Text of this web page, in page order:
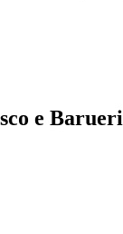
e Barueri